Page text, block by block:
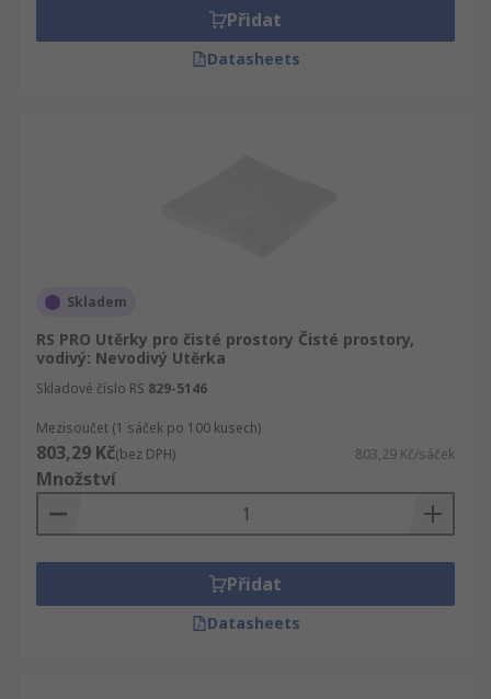
Přidat
Datasheets
Skladem
RS PRO Utěrky pro čisté prostory Čisté prostory,
vodivý: Nevodivý Utěrka
Skladové číslo RS 829-5146
Mezisoučet (1 sáček po 100 kusech)
803,29 Kč(bez DPH) 803,29 Kč/sáček
Množství
Přidat
Datasheets